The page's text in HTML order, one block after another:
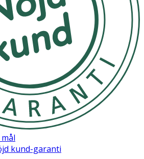
standard som livsmedel, EEC
standard. ** Naturligt doftämne
kund-garanti